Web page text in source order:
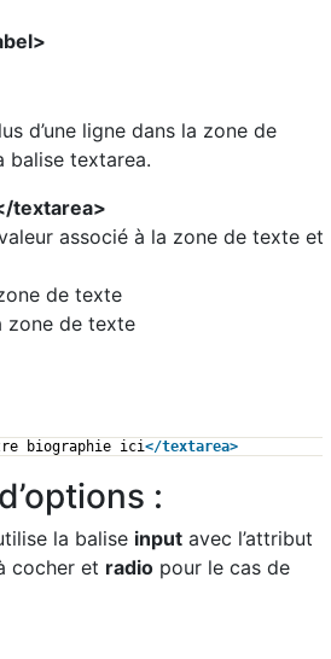
d’une ligne dans la zone de
balise textarea.
textarea>
associé à la zone de texte et
de texte
zone de texte
biographie ici</textarea>
:
la balise input avec l’attribut
cocher et radio pour le cas de